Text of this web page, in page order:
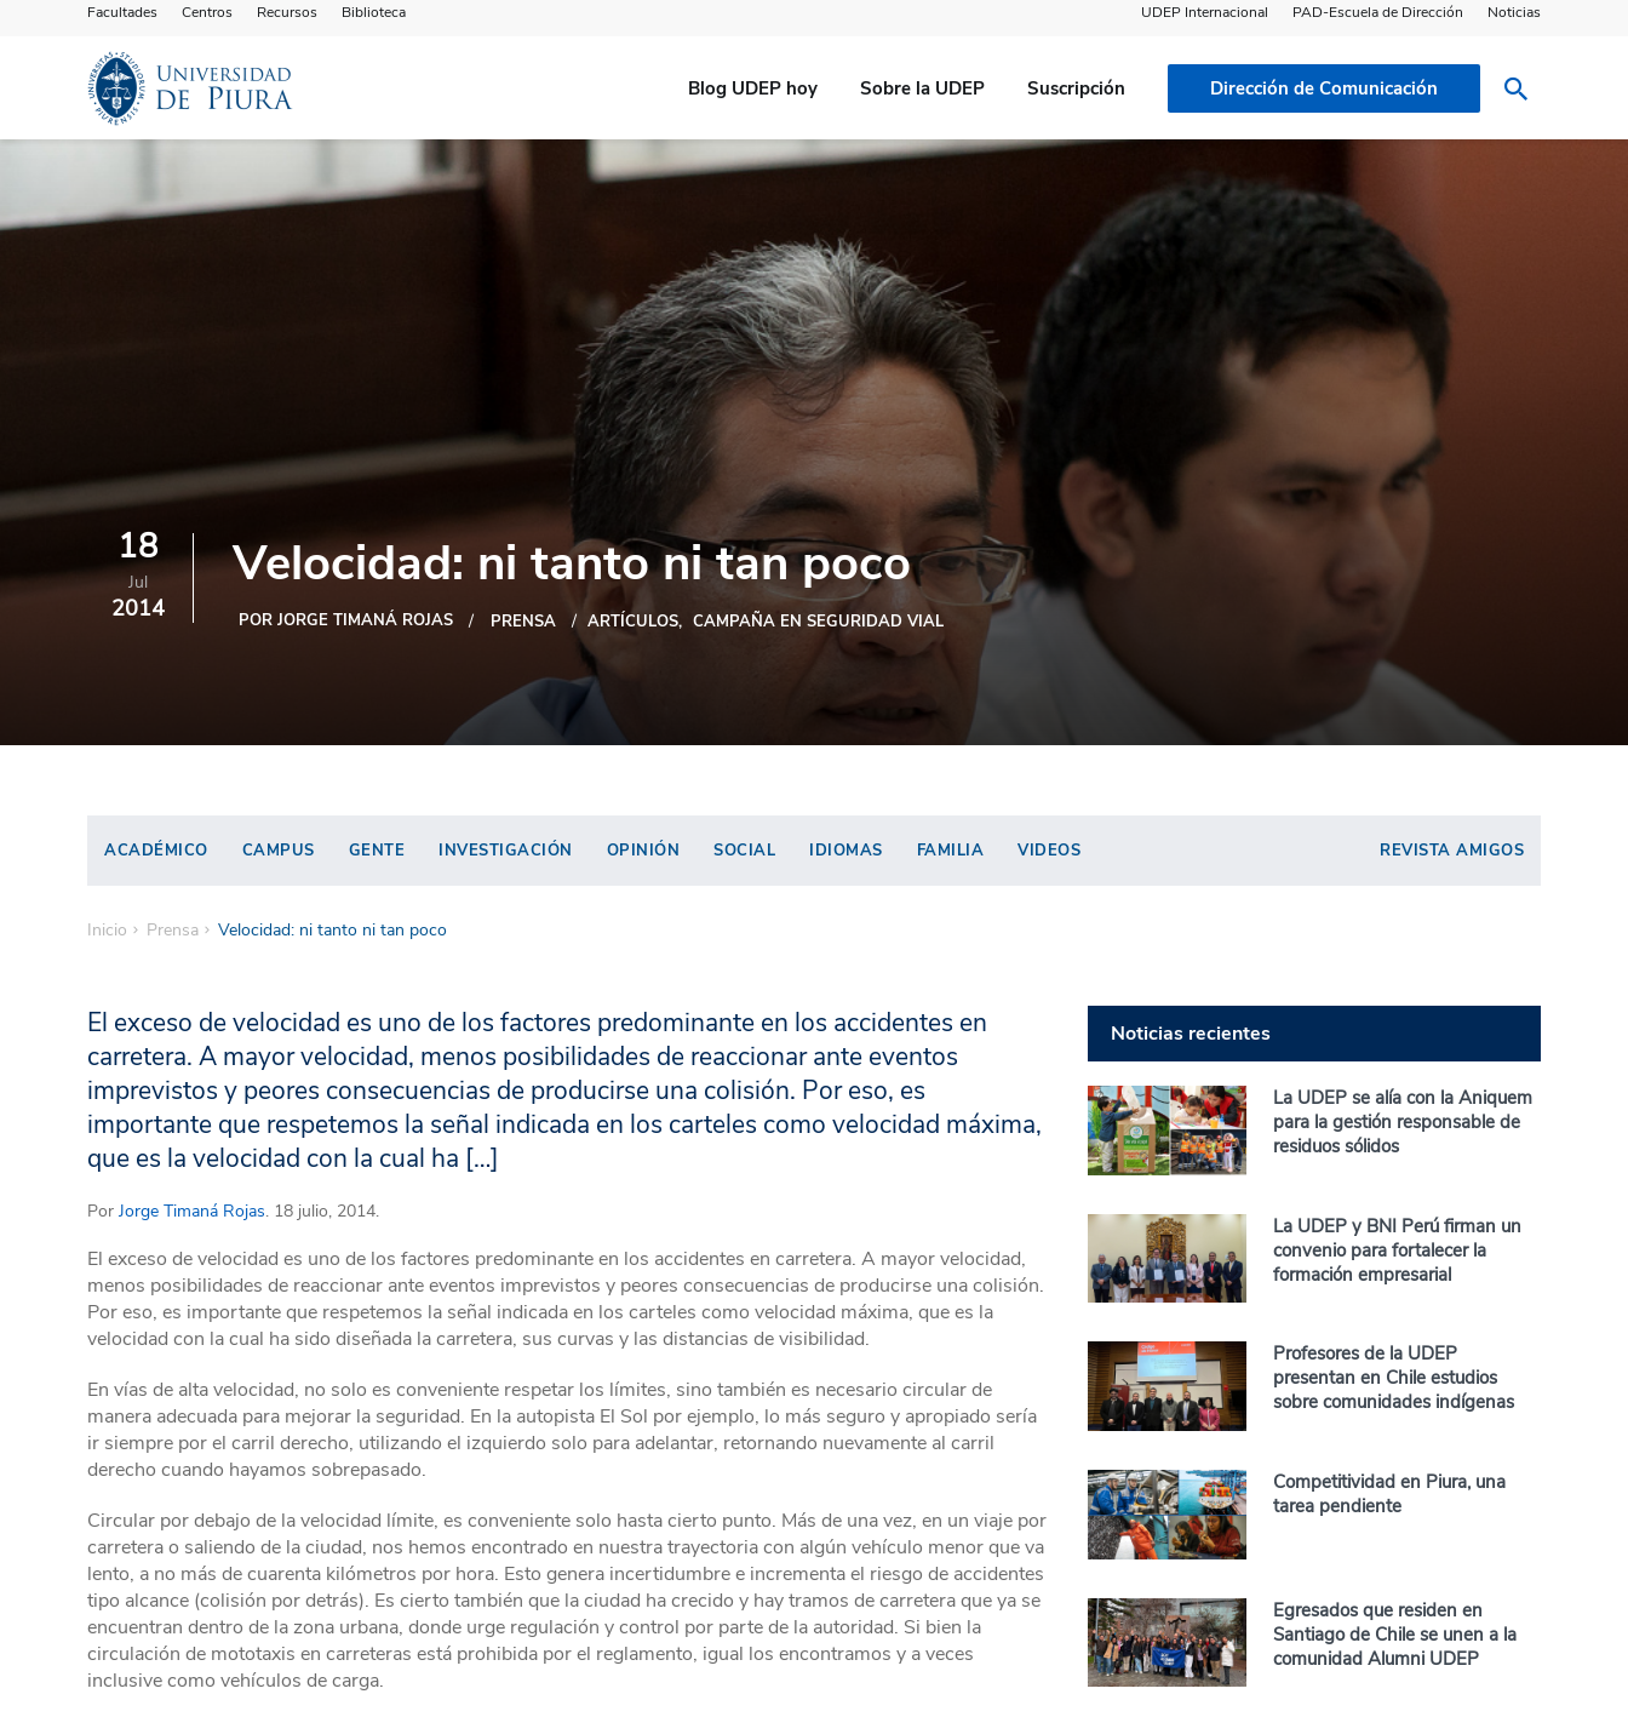
Facultades Centros Recursos Biblioteca UDEP Internacional PAD-Escuela de Dirección Noticias
Blog UDEP hoy Sobre la UDEP Suscripción Dirección de Comunicación
18
Jul
2014
Velocidad: ni tanto ni tan poco
POR JORGE TIMANÁ ROJAS PRENSA ARTÍCULOS CAMPAÑA EN SEGURIDAD VIAL
ACADÉMICO CAMPUS GENTE INVESTIGACIÓN OPINIÓN SOCIAL IDIOMAS FAMILIA VIDEOS REVISTA AMIGOS
Inicio Prensa Velocidad: ni tanto ni tan poco
El exceso de velocidad es uno de los factores predominante en los accidentes en
carretera. A mayor velocidad, menos posibilidades de reaccionar ante eventos
imprevistos y peores consecuencias de producirse una colisión. Por eso, es
importante que respetemos la señal indicada en los carteles como velocidad máxima,
que es la velocidad con la cual ha […]
Por Jorge Timaná Rojas. 18 julio, 2014.
El exceso de velocidad es uno de los factores predominante en los accidentes en carretera. A mayor velocidad,
menos posibilidades de reaccionar ante eventos imprevistos y peores consecuencias de producirse una colisión.
Por eso, es importante que respetemos la señal indicada en los carteles como velocidad máxima, que es la
velocidad con la cual ha sido diseñada la carretera, sus curvas y las distancias de visibilidad.
En vías de alta velocidad, no solo es conveniente respetar los límites, sino también es necesario circular de
manera adecuada para mejorar la seguridad. En la autopista El Sol por ejemplo, lo más seguro y apropiado sería
ir siempre por el carril derecho, utilizando el izquierdo solo para adelantar, retornando nuevamente al carril
derecho cuando hayamos sobrepasado.
Circular por debajo de la velocidad límite, es conveniente solo hasta cierto punto. Más de una vez, en un viaje por
carretera o saliendo de la ciudad, nos hemos encontrado en nuestra trayectoria con algún vehículo menor que va
lento, a no más de cuarenta kilómetros por hora. Esto genera incertidumbre e incrementa el riesgo de accidentes
tipo alcance (colisión por detrás). Es cierto también que la ciudad ha crecido y hay tramos de carretera que ya se
encuentran dentro de la zona urbana, donde urge regulación y control por parte de la autoridad. Si bien la
circulación de mototaxis en carreteras está prohibida por el reglamento, igual los encontramos y a veces
inclusive como vehículos de carga.
Noticias recientes
La UDEP se alía con la Aniquem
para la gestión responsable de
residuos sólidos
La UDEP y BNI Perú firman un
convenio para fortalecer la
formación empresarial
Profesores de la UDEP
presentan en Chile estudios
sobre comunidades indígenas
Competitividad en Piura, una
tarea pendiente
Egresados que residen en
Santiago de Chile se unen a la
comunidad Alumni UDEP